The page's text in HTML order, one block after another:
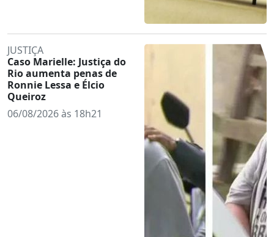
JUSTIÇA
Caso Marielle: Justiça do
Rio aumenta penas de
Ronnie Lessa e Élcio
Queiroz
06/08/2026 às 18h21